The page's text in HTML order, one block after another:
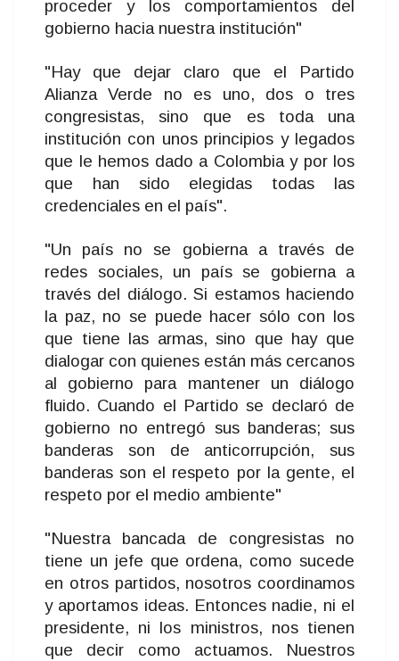
proceder y los comportamientos del
gobierno hacia nuestra institución"
"Hay que dejar claro que el Partido
Alianza Verde no es uno, dos o tres
congresistas, sino que es toda una
institución con unos principios y legados
que le hemos dado a Colombia y por los
que han sido elegidas todas las
credenciales en el país".
"Un país no se gobierna a través de
redes sociales, un país se gobierna a
través del diálogo. Si estamos haciendo
la paz, no se puede hacer sólo con los
que tiene las armas, sino que hay que
dialogar con quienes están más cercanos
al gobierno para mantener un diálogo
fluido. Cuando el Partido se declaró de
gobierno no entregó sus banderas; sus
banderas son de anticorrupción, sus
banderas son el respeto por la gente, el
respeto por el medio ambiente"
"Nuestra bancada de congresistas no
tiene un jefe que ordena, como sucede
en otros partidos, nosotros coordinamos
y aportamos ideas. Entonces nadie, ni el
presidente, ni los ministros, nos tienen
que decir como actuamos. Nuestros